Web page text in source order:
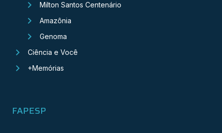
Milton Santos Centenário
Amazônia
Genoma
Ciência e Você
+Memórias
FAPESP